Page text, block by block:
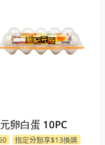
卵白蛋 10PC
指定分類享$13換購